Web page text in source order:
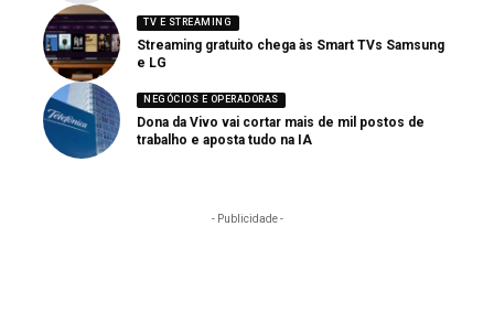
TV E STREAMING
Streaming gratuito chega às Smart TVs Samsung
e LG
NEGÓCIOS E OPERADORAS
Dona da Vivo vai cortar mais de mil postos de
trabalho e aposta tudo na IA
- Publicidade -